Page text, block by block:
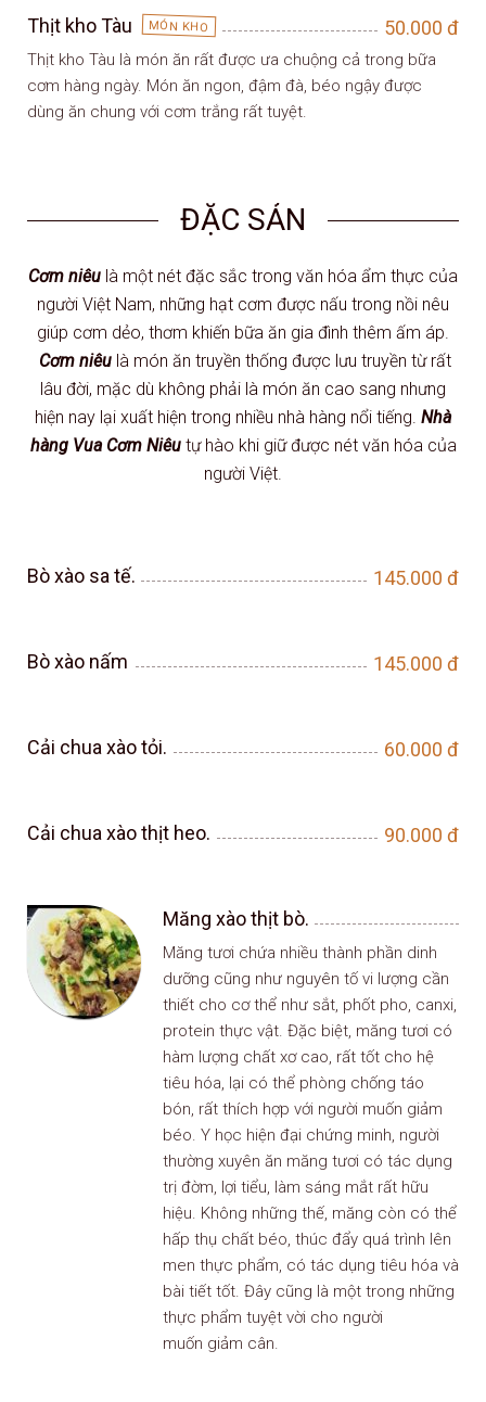
50.000 đ
Thịt kho Tàu MÓN KHO
Thịt kho Tàu là món ăn rất được ưa chuộng cả trong bữa
cơm hàng ngày. Món ăn ngon, đậm đà, béo ngậy được
dùng ăn chung với cơm trắng rất tuyệt.
ĐẶC SẢN
Cơm niêu là một nét đặc sắc trong văn hóa ẩm thực của
người Việt Nam, những hạt cơm được nấu trong nồi nêu
giúp cơm dẻo, thơm khiến bữa ăn gia đình thêm ấm áp.
Cơm niêu là món ăn truyền thống được lưu truyền từ rất
lâu đời, mặc dù không phải là món ăn cao sang nhưng
hiện nay lại xuất hiện trong nhiều nhà hàng nổi tiếng. Nhà
hàng Vua Cơm Niêu tự hào khi giữ được nét văn hóa của
người Việt.
145.000 đ
Bò xào sa tế.
145.000 đ
Bò xào nấm
60.000 đ
Cải chua xào tỏi.
90.000 đ
Cải chua xào thịt heo.
Măng xào thịt bò.
Măng tươi chứa nhiều thành phần dinh
dưỡng cũng như nguyên tố vi lượng cần
thiết cho cơ thể như sắt, phốt pho, canxi,
protein thực vật. Đặc biệt, măng tươi có
hàm lượng chất xơ cao, rất tốt cho hệ
tiêu hóa, lại có thể phòng chống táo
bón, rất thích hợp với người muốn giảm
béo. Y học hiện đại chứng minh, người
thường xuyên ăn măng tươi có tác dụng
trị đờm, lợi tiểu, làm sáng mắt rất hữu
hiệu. Không những thế, măng còn có thể
hấp thụ chất béo, thúc đẩy quá trình lên
men thực phẩm, có tác dụng tiêu hóa và
bài tiết tốt. Đây cũng là một trong những
thực phẩm tuyệt vời cho người
muốn giảm cân.